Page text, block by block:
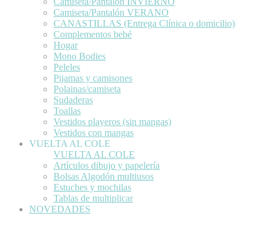
Camiseta/Pantalón VERANO
CANASTILLAS (Entrega Clínica o domicilio)
Complementos bebé
Hogar
Mono Bodies
Peleles
Pijamas y camisones
Polainas/camiseta
Sudaderas
Toallas
Vestidos playeros (sin mangas)
Vestidos con mangas
VUELTA AL COLE
VUELTA AL COLE
Artículos dibujo y papelería
Bolsas Algodón multiusos
Estuches y mochilas
Tablas de multiplicar
NOVEDADES